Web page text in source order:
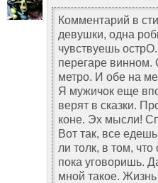
Комментарий в
девушки, одна
чувствуешь
перегаре винном.
метро. И обе на
Я мужичок еще
верят в сказки.
коне. Эх мысли!
Вот так, все
ли толк, в том,
пока уговоришь.
мной такое. Жизнь